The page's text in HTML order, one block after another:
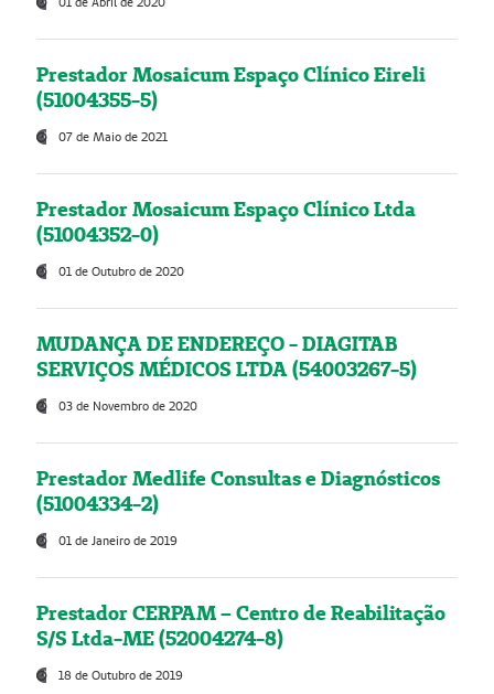
Prestador Mosaicum Espaço Clínico Eireli
(51004355-5)
07 de Maio de 2021
Prestador Mosaicum Espaço Clínico Ltda
(51004352-0)
01 de Outubro de 2020
MUDANÇA DE ENDEREÇO - DIAGITAB
SERVIÇOS MÉDICOS LTDA (54003267-5)
03 de Novembro de 2020
Prestador Medlife Consultas e Diagnósticos
(51004334-2)
01 de Janeiro de 2019
Prestador CERPAM – Centro de Reabilitação
S/S Ltda-ME (52004274-8)
18 de Outubro de 2019